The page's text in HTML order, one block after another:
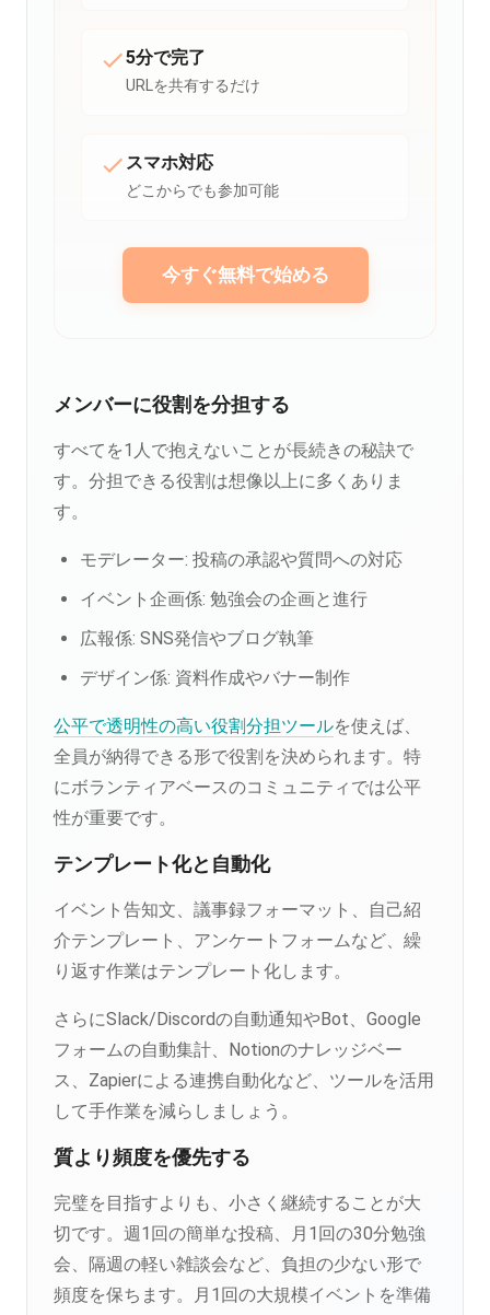
5分で完了
URLを共有するだけ
スマホ対応
どこからでも参加可能
今すぐ無料で始める
メンバーに役割を分担する
すべてを1人で抱えないことが長続きの秘訣で
す。分担できる役割は想像以上に多くありま
す。
モデレーター: 投稿の承認や質問への対応
イベント企画係: 勉強会の企画と進行
広報係: SNS発信やブログ執筆
デザイン係: 資料作成やバナー制作
公平で透明性の高い役割分担ツールを使えば、
全員が納得できる形で役割を決められます。特
にボランティアベースのコミュニティでは公平
性が重要です。
テンプレート化と自動化
イベント告知文、議事録フォーマット、自己紹
介テンプレート、アンケートフォームなど、繰
り返す作業はテンプレート化します。
さらにSlack/Discordの自動通知やBot、Google
フォームの自動集計、Notionのナレッジベー
ス、Zapierによる連携自動化など、ツールを活用
して手作業を減らしましょう。
質より頻度を優先する
完璧を目指すよりも、小さく継続することが大
切です。週1回の簡単な投稿、月1回の30分勉強
会、隔週の軽い雑談会など、負担の少ない形で
頻度を保ちます。月1回の大規模イベントを準備